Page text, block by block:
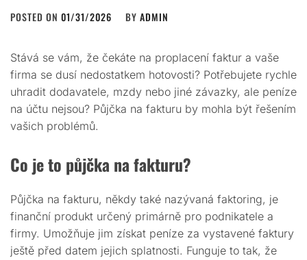
POSTED ON 01/31/2026 BY ADMIN
Stává se vám, že čekáte na proplacení faktur a vaše
firma se dusí nedostatkem hotovosti? Potřebujete rychle
uhradit dodavatele, mzdy nebo jiné závazky, ale peníze
na účtu nejsou? Půjčka na fakturu by mohla být řešením
vašich problémů.
Co je to půjčka na fakturu?
Půjčka na fakturu, někdy také nazývaná faktoring, je
finanční produkt určený primárně pro podnikatele a
firmy. Umožňuje jim získat peníze za vystavené faktury
ještě před datem jejich splatnosti. Funguje to tak, že